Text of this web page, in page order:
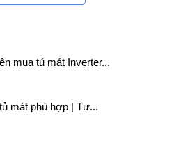
80L – Phù hợp với đối tượng
phẩm này có thể phục vụ từ 6-8
nóng lạnh 80L phù hợp cho:
nhỏ hoặc homestay với nhu cầu
mua tủ mát Inverter...
mát phù hợp | Tư...